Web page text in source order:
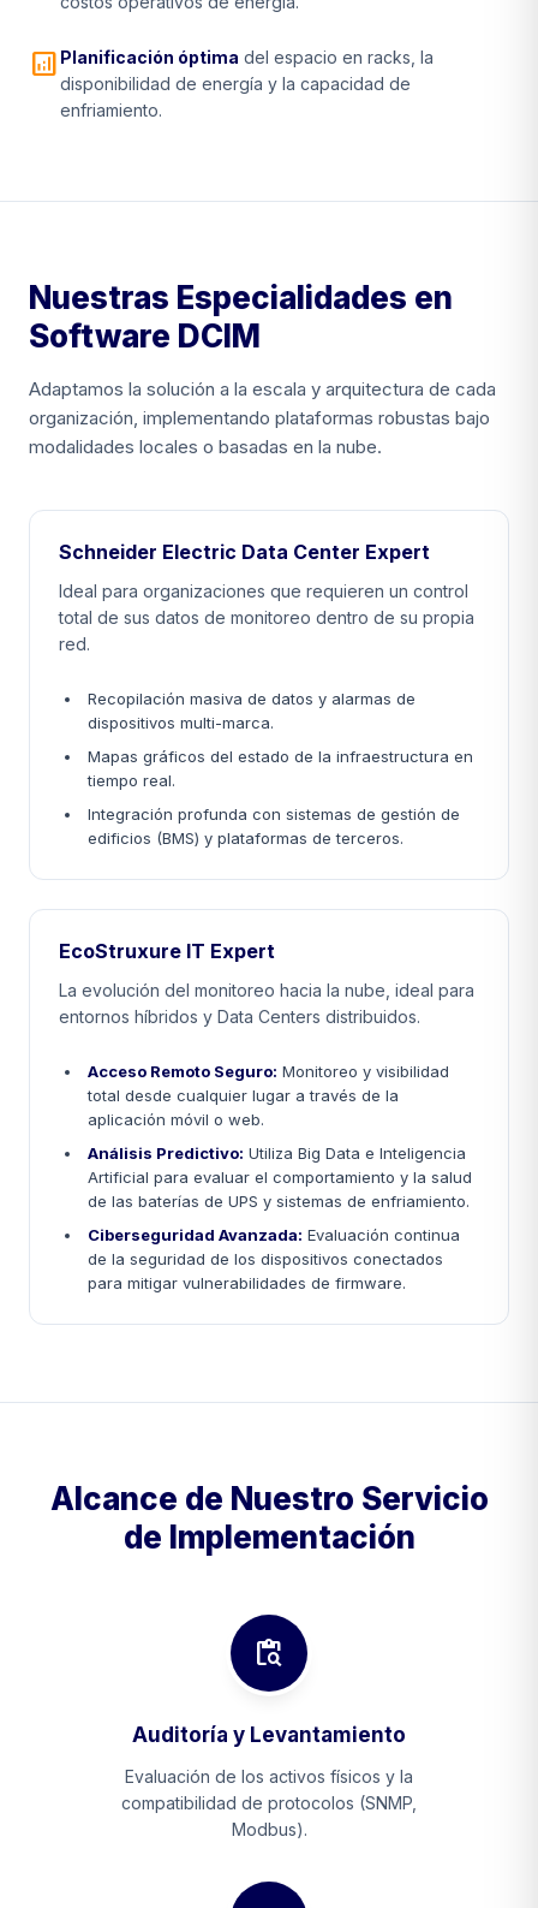
analytics Planificación óptima del espacio en racks, la
disponibilidad de energía y la capacidad de
enfriamiento.
Nuestras Especialidades en
Software DCIM
Adaptamos la solución a la escala y arquitectura de cada
organización, implementando plataformas robustas bajo
modalidades locales o basadas en la nube.
Schneider Electric Data Center Expert
Ideal para organizaciones que requieren un control
total de sus datos de monitoreo dentro de su propia
red.
Recopilación masiva de datos y alarmas de
dispositivos multi-marca.
Mapas gráficos del estado de la infraestructura en
tiempo real.
Integración profunda con sistemas de gestión de
edificios (BMS) y plataformas de terceros.
EcoStruxure IT Expert
La evolución del monitoreo hacia la nube, ideal para
entornos híbridos y Data Centers distribuidos.
Acceso Remoto Seguro: Monitoreo y visibilidad
total desde cualquier lugar a través de la
aplicación móvil o web.
Análisis Predictivo: Utiliza Big Data e Inteligencia
Artificial para evaluar el comportamiento y la salud
de las baterías de UPS y sistemas de enfriamiento.
Ciberseguridad Avanzada: Evaluación continua
de la seguridad de los dispositivos conectados
para mitigar vulnerabilidades de firmware.
Alcance de Nuestro Servicio
de Implementación
content_paste_search
Auditoría y Levantamiento
Evaluación de los activos físicos y la
compatibilidad de protocolos (SNMP,
Modbus).